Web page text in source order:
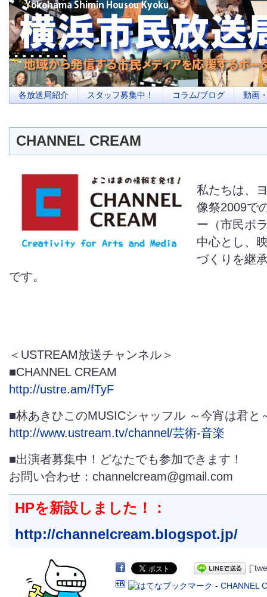
横浜の地域メディア、地域・市民・放送局・メディアを応援するポータルサ
を目指します
各放送局紹介 スタッフ募集中！ コラム/ブログ 動画
CHANNEL CREAM
私たちは、
像祭2009で
ー（市民ボ
中心とし、
づくりを継
です。
＜USTREAM放送チャンネル＞
■CHANNEL CREAM
http://ustre.am/fTyF
■林あきひこのMUSICシャッフル ～今宵は君と
http://www.ustream.tv/channel/芸術-音楽
■出演者募集中！どなたでも参加できます！
お問い合わせ：channelcream@gmail.com
HPを新設しました！：
http://channelcream.blogspot.jp/